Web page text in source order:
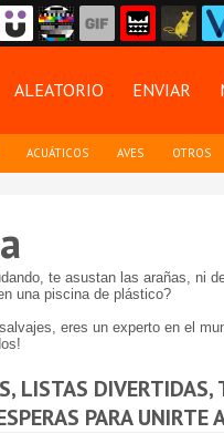
ALEATORIO ENVIAR
ACUÁTICOS AVES OTROS
te asustan las arañas, ni
una piscina de plástico?
eres un experto en el
LISTAS DIVERTIDAS,
PARA UNIRTE